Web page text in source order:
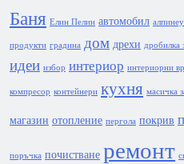
Баня Елин Пелин автомобил
продукти градина дом дрехи дробилка
идеи избор интериор интериорни
компресор контейнери кухня масичка
магазин отопление пергола покрив
поръчка почистване ремонт